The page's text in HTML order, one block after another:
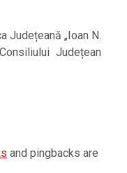
Județeană „Ioan N.
Județean
and pingbacks are